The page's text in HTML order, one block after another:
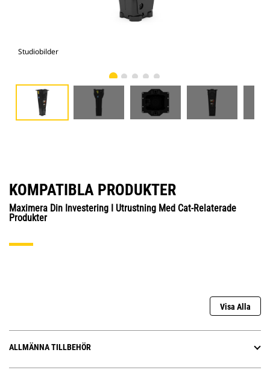
Studiobilder
KOMPATIBLA PRODUKTER
Maximera Din Investering I Utrustning Med Cat-Relaterade
Produkter
Visa Alla
ALLMÄNNA TILLBEHÖR